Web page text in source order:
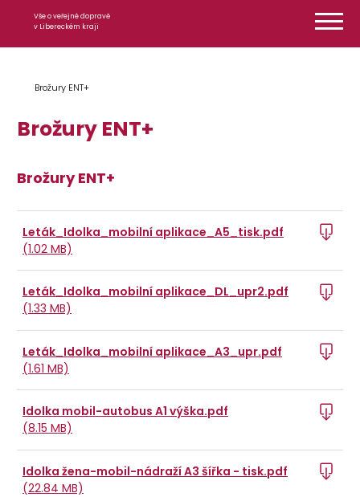
Vše o veřejné dopravě
v Libereckém kraji
Brožury ENT+
Brožury ENT+
Brožury ENT+
Leták_Idolka_mobilní aplikace_A5_tisk.pdf
(1.02 MB)
Leták_Idolka_mobilní aplikace_DL_upr2.pdf
(1.33 MB)
Leták_Idolka_mobilní aplikace_A3_upr.pdf
(1.61 MB)
Idolka mobil-autobus A1 výška.pdf
(8.15 MB)
Idolka žena-mobil-nádraží A3 šířka - tisk.pdf
(22.84 MB)